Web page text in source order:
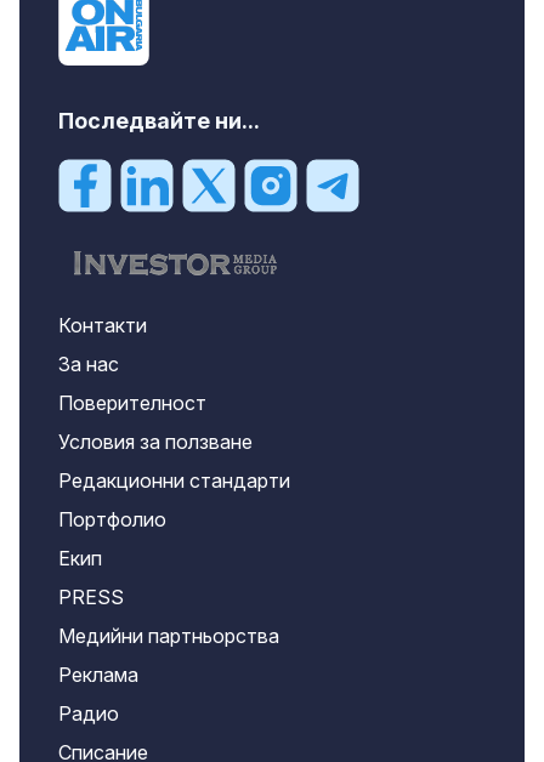
Последвайте ни...
Контакти
За нас
Поверителност
Условия за ползване
Редакционни стандарти
Портфолио
Екип
PRESS
Медийни партньорства
Реклама
Радио
Списание